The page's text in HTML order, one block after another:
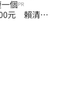
個PR
元 賴清